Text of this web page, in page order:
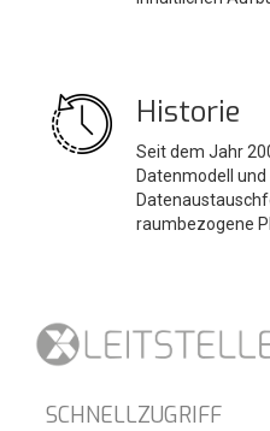
Historie
Seit dem Jahr
Datenmodell
raumbezogene
SCHNELLZUGRIFF